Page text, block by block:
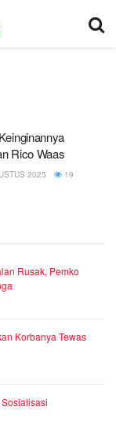
Rico Waas
2025 19
Rusak, Pemko
Korbanya Tewas